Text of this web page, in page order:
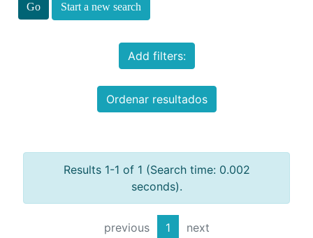
Start a new search
Add filters:
Ordenar resultados
Results 1-1 of 1 (Search time: 0.002
seconds).
previous 1 next